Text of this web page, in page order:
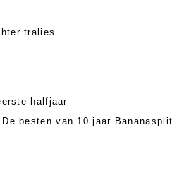
tralies
halfjaar
De besten van 10 jaar Bananasplit